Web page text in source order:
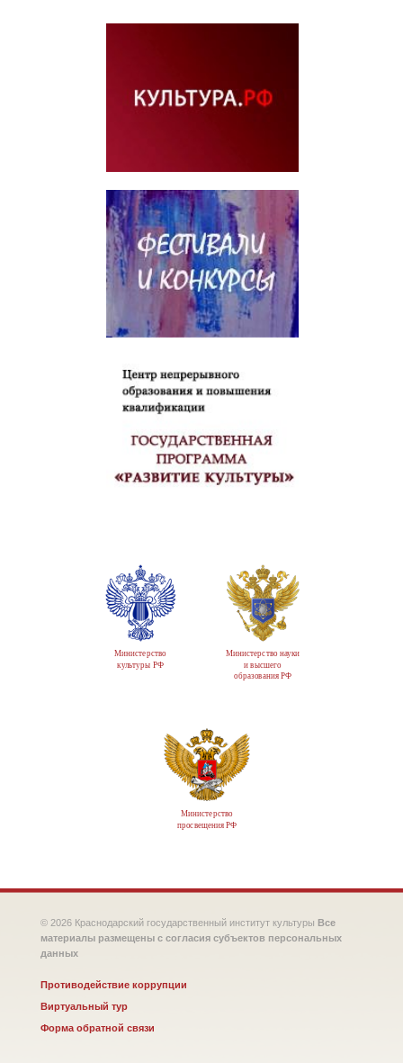
Министерство
культуры РФ
Министерство науки
и высшего
образования РФ
Министерство
просвещения РФ
© 2026 Краснодарский государственный институт культуры Все
материалы размещены с согласия субъектов персональных
данных
Противодействие коррупции
Виртуальный тур
Форма обратной связи